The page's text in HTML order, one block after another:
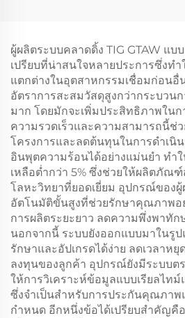
ผู้ผลิตระบบคลาดดิ้ง TIG GTAW แ
เปรียบที่น่าสนใจหลายประการซึ่งท
แตกต่างในอุตสาหกรรมเชื่อมก่อนอื่
อัตราการสะสมวัสดุสูงกว่ากระบวน
มาก โดยมักจะเพิ่มประสิทธิภาพในก
ความรวดเร็วและความสามารถนี้ช่
โครงการและลดต้นทุนในการดำเนิ
อินพุตความร้อนได้อย่างแม่นยำ ทำ
เหลือต่ำกว่า 5% ซึ่งช่วยให้ผลิตภัณ
โลหะวิทยาที่ยอดเยี่ยม อุปกรณ์ของผู้
อัตโนมัติขั้นสูงที่ช่วยรักษาคุณภาพอ
การผลิตระยะยาว ลดความพึ่งพาทั
นอกจากนี้ ระบบยังออกแบบมาในรู
รักษาและอัปเกรดได้ง่าย ลดเวลาห
ลงทุนของลูกค้า อุปกรณ์ยังมีระบบต
ให้การวิเคราะห์ข้อมูลแบบเรียลไทม์
ซึ่งจำเป็นสำหรับการประกันคุณภา
กำหนด อีกหนึ่งข้อได้เปรียบสำคัญคื